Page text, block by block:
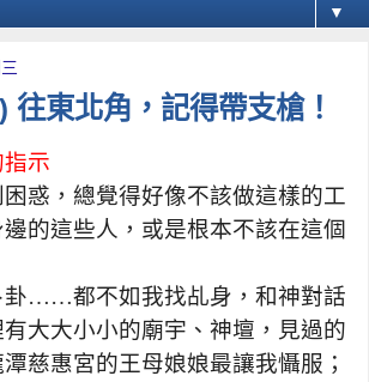
▼
往東北角，記得帶支槍！
示
惑，總覺得好像不該做這樣的工
的這些人，或是根本不該在這個
卦……都不如我找乩身，和神對話
大大小小的廟宇、神壇，見過的
慈惠宮的王母娘娘最讓我懾服；